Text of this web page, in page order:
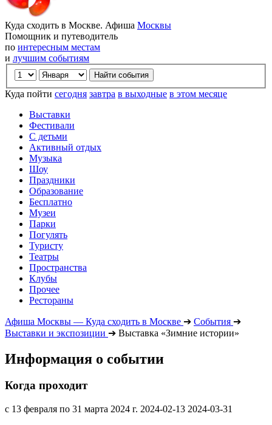
Куда сходить в Москве. Афиша Москвы
Помощник и путеводитель
по интересным местам
и лучшим событиям
Куда пойти сегодня завтра в выходные в этом месяце
Выставки
Фестивали
С детьми
Активный отдых
Музыка
Шоу
Праздники
Образование
Бесплатно
Музеи
Парки
Погулять
Туристу
Театры
Пространства
Клубы
Прочее
Рестораны
Афиша Москвы — Куда сходить в Москве ➔ События ➔
Выставки и экспозиции ➔ Выставка «Зимние истории»
Информация о событии
Когда проходит
с 13 февраля по 31 марта 2024 г. 2024-02-13 2024-03-31